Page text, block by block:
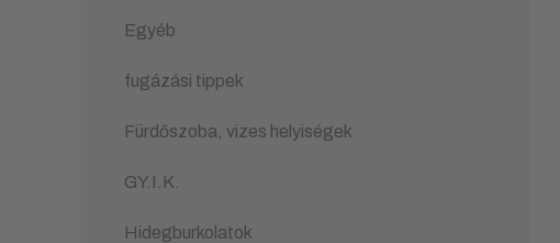
Egyéb
fugázási tippek
Fürdőszoba, vizes helyiségek
GY.I.K.
Hidegburkolatok